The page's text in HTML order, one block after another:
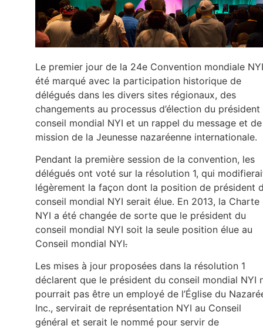
Le premier jour de la 24e Convention mondiale
été marqué avec la participation historique de
délégués dans les divers sites régionaux, des
changements au processus d’élection du président
conseil mondial NYI et un rappel du message et
mission de la Jeunesse nazaréenne internationale.
Pendant la première session de la convention, les
délégués ont voté sur la résolution 1, qui
légèrement la façon dont la position de président
conseil mondial NYI serait élue. En 2013, la Charte
NYI a été changée de sorte que le président du
conseil mondial NYI soit la seule position élue au
Conseil mondial NYI.
Les mises à jour proposées dans la résolution 1
déclarent que le président du conseil mondial NYI
pourrait pas être un employé de l’Église du
Inc., servirait de représentation NYI au Conseil
général et serait le nommé pour servir de